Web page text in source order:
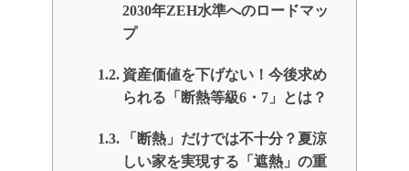
2030年ZEH水準へのロードマッ
プ
資産価値を下げない！今後求め
られる「断熱等級6・7」とは？
「断熱」だけでは不十分？夏涼
しい家を実現する「遮熱」の重